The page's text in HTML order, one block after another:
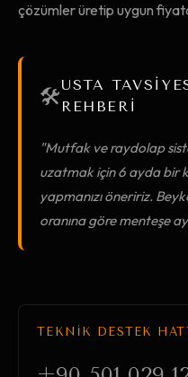
çözümler üretip uygun
🛠️USTA
REHBERİ
"Mutfak ve raydolap
uzatmak için 6 ayda bir
yapmanızı öneririz.
oranına göre menteşe
TEKNİK DESTEK